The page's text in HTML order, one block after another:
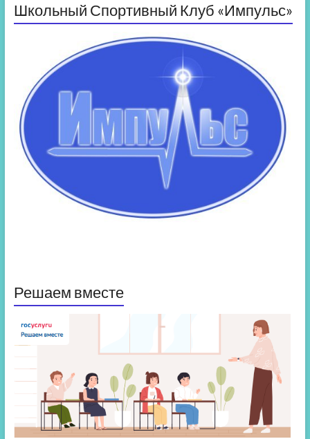
Школьный Спортивный Клуб «Импульс»
Решаем вместе